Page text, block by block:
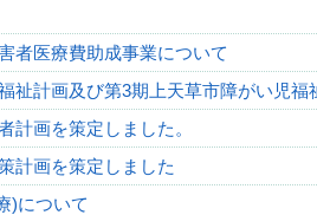
者医療費助成事業について
祉計画及び第3期上天草市障がい児福
計画を策定しました。
計画を策定しました
)について